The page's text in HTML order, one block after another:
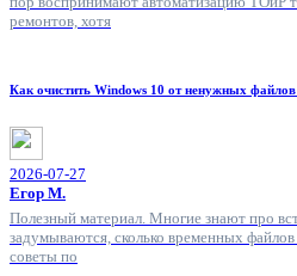
ремонтов, хотя
Как очистить Windows 10 от ненужных файлов
2026-07-27
Егор М.
Полезный материал. Многие знают про
задумываются, сколько временных
советы по